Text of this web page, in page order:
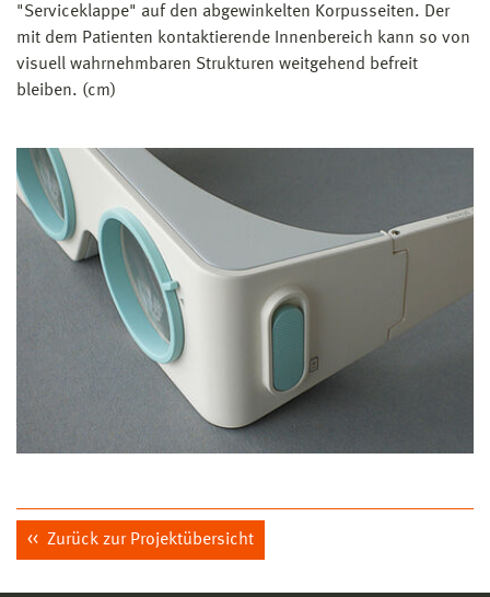
"Serviceklappe" auf den abgewinkelten Korpusseiten. Der
mit dem Patienten kontaktierende Innenbereich kann so von
visuell wahrnehmbaren Strukturen weitgehend befreit
bleiben. (cm)
Zurück zur Projektübersicht